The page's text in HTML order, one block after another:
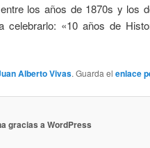
los años de 1870s y los
celebrarlo: «10 años de
Alberto Vivas. Guarda el enlace
gracias a WordPress